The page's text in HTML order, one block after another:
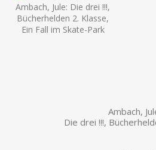
Ambach,
Die drei !!!,